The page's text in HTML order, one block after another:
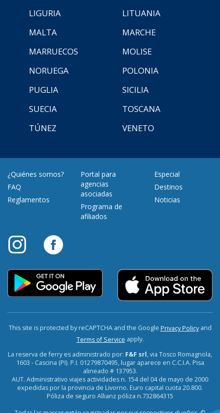
LIGURIA
LITUANIA
MALTA
MARCHE
MARRUECOS
MOLISE
NORUEGA
POLONIA
PUGLIA
SICILIA
SUECIA
TOSCANA
TÚNEZ
VENETO
¿Quiénes somos?
FAQ
Reglamentos
Portal para
agencias
asociadas
Programa de
afiliados
Especial
Destinos
Noticias
This site is protected by reCAPTCHA and the Google Privacy Policyand
Terms of Service apply.
La reserva de ferry es administrado por: F&F srl, via Tosco Romagnola,
1603 - Cascina (PI). P.I. 01279870495, lugar aparece en C.C.I.A. Pisa
alineado # 137953.
AUT. Administrativo viajes actividades n. 154 del 04 de mayo de 2000
expedidas por la provincia de Livorno. Euro capital cuota 20.800.
Póliza de seguro Allianz póliza n.732864315